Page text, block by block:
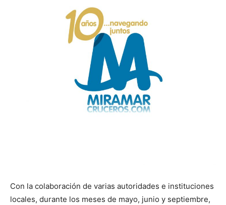
Con la colaboración de varias autoridades e instituciones
locales, durante los meses de mayo, junio y septiembre,